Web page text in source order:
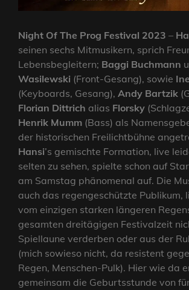
Night Of The Prog Festival 2023 –
seinen sechs Mitmusikern, sprich
Lebensbegleitern; Baggi Buchmann
Wasilewski (Front-Gesang), sowie
(Keyboards, Gesang), Andy Bartzik
Florian Dittrich alias Florsky
Henrik Mumm (Bass) als
der historischen Freilichtbühne
Hansi’s gemischte Formation, live
selten zu sehen, spielte schon auf
am Samstag phänomenal auf. Die
auch das regengeschützte Publikum,
vom einzigen starken längeren
gesamten dreitägigen Festivalzeit
Spiellaune verderben oder aus der
(mich sowieso nicht, da resistent
Regen, Menschen-Pulk). Hier wie da
gemeinsam die Geburtsstunde von